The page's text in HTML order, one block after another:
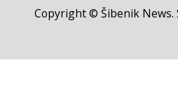
Copyright © Šibenik News.